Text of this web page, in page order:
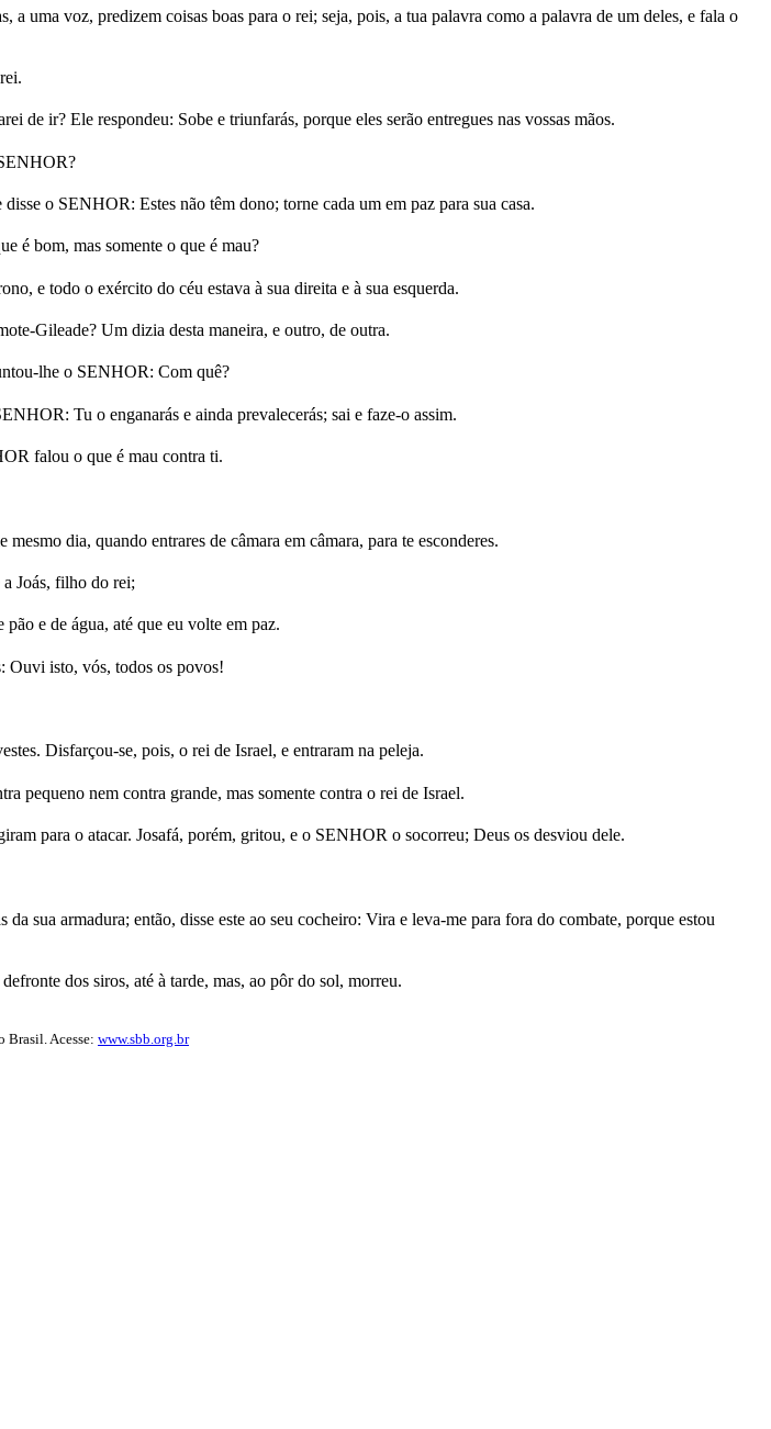
uma voz, predizem coisas boas para o rei; seja, pois, a tua palavra como a palavra de um deles, e fala o
de ir? Ele respondeu: Sobe e triunfarás, porque eles serão entregues nas vossas mãos.
o SENHOR: Estes não têm dono; torne cada um em paz para sua casa.
é bom, mas somente o que é mau?
e todo o exército do céu estava à sua direita e à sua esquerda.
Gileade? Um dizia desta maneira, e outro, de outra.
lhe o SENHOR: Com quê?
Tu o enganarás e ainda prevalecerás; sai e faze-o assim.
falou o que é mau contra ti.
dia, quando entrares de câmara em câmara, para te esconderes.
Joás, filho do rei;
e de água, até que eu volte em paz.
Ouvi isto, vós, todos os povos!
Disfarçou-se, pois, o rei de Israel, e entraram na peleja.
pequeno nem contra grande, mas somente contra o rei de Israel.
para o atacar. Josafá, porém, gritou, e o SENHOR o socorreu; Deus os desviou dele.
sua armadura; então, disse este ao seu cocheiro: Vira e leva-me para fora do combate, porque estou
dos siros, até à tarde, mas, ao pôr do sol, morreu.
Brasil. Acesse: www.sbb.org.br